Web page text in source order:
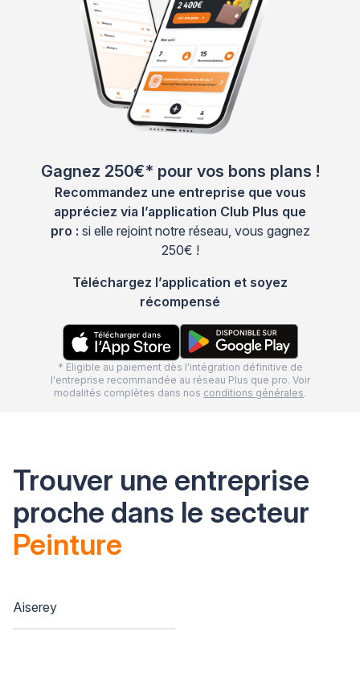
Gagnez 250€* pour vos bons plans !
Recommandez une entreprise que vous
appréciez via l’application Club Plus que
pro : si elle rejoint notre réseau, vous gagnez
250€ !
Téléchargez l’application et soyez
récompensé
* Eligible au paiement dès l'intégration définitive de
l'entreprise recommandée au réseau Plus que pro. Voir
modalités complètes dans nos conditions générales.
Trouver une entreprise
proche dans le secteur
Peinture
Aiserey